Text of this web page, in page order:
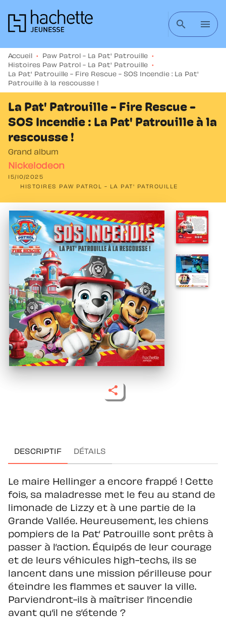
MENU RECHERCHE CONTENU
search menu
Accueil • Paw Patrol - La Pat' Patrouille
•
Histoires Paw Patrol - La Pat' Patrouille
•
La Pat' Patrouille - Fire Rescue - SOS Incendie : La Pat'
Patrouille à la rescousse !
La Pat' Patrouille - Fire Rescue -
SOS Incendie : La Pat' Patrouille à la
rescousse !
Grand album
Nickelodeon
15/10/2025
HISTOIRES PAW PATROL - LA PAT' PATROUILLE
DESCRIPTIF DÉTAILS
Le maire Hellinger a encore frappé ! Cette
fois, sa maladresse met le feu au stand de
limonade de Lizzy et à une partie de la
Grande Vallée. Heureusement, les chiens
pompiers de la Pat’ Patrouille sont prêts à
passer à l’action. Équipés de leur courage
et de leurs véhicules high-techs, ils se
lancent dans une mission périlleuse pour
éteindre les flammes et sauver la ville.
Parviendront-ils à maîtriser l’incendie
avant qu’il ne s’étende ?